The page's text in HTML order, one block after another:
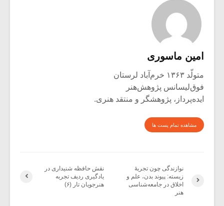
امین ماسوری
متولّد ۱۳۶۳ خرم‌آباد لرستان
فوق‌لیسانس پژوهش‌هنر
ایده‌پرداز، پژوهشگر و منتقد هنری.
مشاهده تمام پست ها
نقش حافظه شنیداری در
یادگیری ردیف تجربه
هنرجویان تار (۶)
نوازندگی چون تجربهٔ
زیسته: پیوند بدن، علم و
اخلاق در جامعه‌شناسی
هنر